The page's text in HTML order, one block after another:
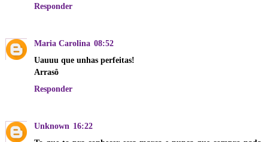
Responder
Maria Carolina 08:52
Uauuu que unhas perfeitas!
Arrasô
Responder
Unknown 16:22